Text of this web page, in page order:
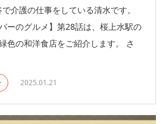
介護の仕事をしている清水です。
ーのグルメ】第28話は、桜上水駅の
色の和洋食店をご紹介します。 さ
2025.01.21